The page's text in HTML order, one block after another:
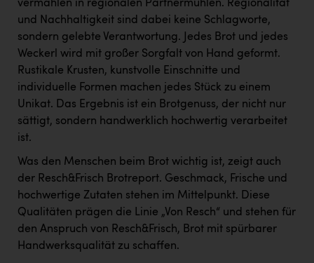
TRAILOMAT & Cycling Austria
VERITAS
Vier Diamanten
Vorlagenportal
Wir besiegen Krebs
Wirtschaftskammer OÖ
ZGONC
ZULuft - Zukunft Luft Austria
z.l.ö.
Österreichisches Hebammengremium
vermahlen in regionalen Partnermühlen. Regionalität
und Nachhaltigkeit sind dabei keine Schlagworte,
sondern gelebte Verantwortung. Jedes Brot und jedes
Weckerl wird mit großer Sorgfalt von Hand geformt.
Rustikale Krusten, kunstvolle Einschnitte und
individuelle Formen machen jedes Stück zu einem
Unikat. Das Ergebnis ist ein Brotgenuss, der nicht nur
sättigt, sondern handwerklich hochwertig verarbeitet
ist.
Was den Menschen beim Brot wichtig ist, zeigt auch
der Resch&Frisch Brotreport. Geschmack, Frische und
hochwertige Zutaten stehen im Mittelpunkt. Diese
Qualitäten prägen die Linie „Von Resch“ und stehen für
den Anspruch von Resch&Frisch, Brot mit spürbarer
Handwerksqualität zu schaffen.